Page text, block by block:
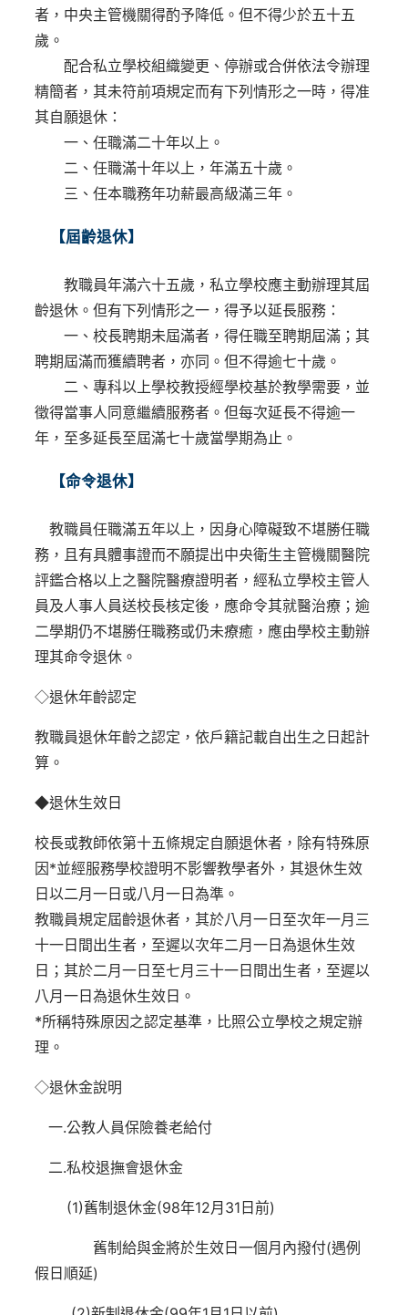
者，中央主管機關得酌予降低。但不得少於五十五
歲。
配合私立學校組織變更、停辦或合併依法令辦理
精簡者，其未符前項規定而有下列情形之一時，得准
其自願退休：
一、任職滿二十年以上。
二、任職滿十年以上，年滿五十歲。
三、任本職務年功薪最高級滿三年。
【屆齡退休】
教職員年滿六十五歲，私立學校應主動辦理其屆
齡退休 。但有下列情形之一，得予以延長服務 ：
一、校長聘期未屆滿者，得任職至聘期屆滿；其
聘期屆滿而獲續聘者，亦同。但不得逾七十歲。
二、專科以上學校教授經學校基於教學需要，並
徵得當事人同意繼續服務者。但每次延長不得逾一
年，至多延長至屆滿七十歲當學期為止。
【命令退休】
教職員任職滿五年以上，因身心障礙致不堪勝任職
務，且有具體事證而不願提出中央衛生主管機關醫院
評鑑合格以上之醫院醫療證明者，經私立學校主管人
員及人事人員送校長核定後，應命令其就醫治療；逾
二學期仍不堪勝任職務或仍未療癒，應由學校主動辦
理其命令退休。
◇退休年齡認定
教職員退休年齡之認定，依戶籍記載自出生之日起計
算。
◆退休生效日
校長或教師依第十五條規定自願退休者，除有特殊原
因*並經服務學校證明不影響教學者外，其退休生效
日以二月一日或八月一日為準。
教職員規定屆齡退休者，其於八月一日至次年一月三
十一日間出生者，至遲以次年二月一日為退休生效
日；其於二月一日至七月三十一日間出生者，至遲以
八月一日為退休生效日。
*所稱特殊原因之認定基準，比照公立學校之規定辦
理。
◇退休金說明
一.公教人員保險養老給付
二.私校退撫會退休金
(1)舊制退休金(98年12月31日前)
舊制給與金將於生效日一個月內撥付(遇例
假日順延)